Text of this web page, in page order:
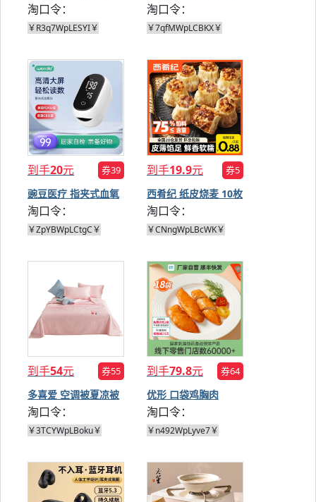
2.5kg
淘口令：
￥R3q7WpLESYI￥
棉三件套
淘口令：
￥7qfMWpLCBKX￥
到手20元 券39
豌豆医疗 指夹式血氧
仪
淘口令：
￥ZpYBWpLCtgC￥
到手19.9元 券5
西肴纪 纸皮烧麦 10枚
*2盒
淘口令：
￥CNngWpLBcWK￥
到手54元 券55
多喜爱 空调被夏凉被
淘口令：
￥3TCYWpLBoku￥
到手79.8元 券64
优形 口袋鸡胸肉
40g*18袋
淘口令：
￥n492WpLyve7￥